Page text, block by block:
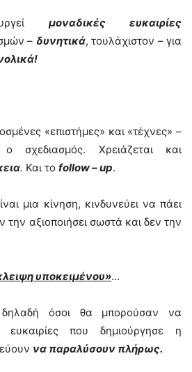
μοναδικές ευκαιρίες
– δυνητικά, τουλάχιστον – για
«επιστήμες» και «τέχνες» –
σχεδιασμός. Χρειάζεται και
. Και το follow – up.
μια κίνηση, κινδυνεύει να πάει
την αξιοποιήσει σωστά και δεν την
υποκειμένου»…
όσοι θα μπορούσαν να
ευκαιρίες που δημιούργησε η
να παραλύσουν πλήρως.